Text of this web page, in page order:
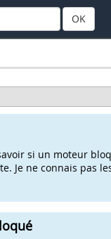
OK
si un moteur
Je ne connais pas